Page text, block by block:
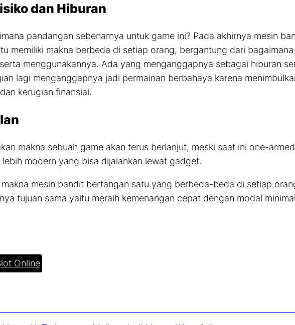
dan Hiburan
pandangan sebenarnya untuk gameini? Pada akhirnya mesin
memiliki makna berbeda di setiap orang, bergantung dari
menggunakannya. Ada yang menganggapnya sebagai hiburan
lagi menganggapnya jadi permainan berbahaya karena
kerugian finansial.
makna sebuah gameakan terus berlanjut, meski saat ini one-armed
modern yang bisa dijalankan lewat gadget.
makna mesin bandit bertangan satu yang berbeda-beda di setiap
tujuan sama yaitu meraih kemenangan cepat dengan modal
Online